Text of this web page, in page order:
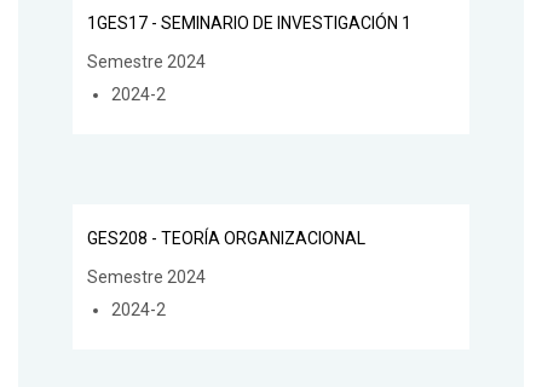
1GES17 - SEMINARIO DE INVESTIGACIÓN 1
Semestre 2024
2024-2
GES208 - TEORÍA ORGANIZACIONAL
Semestre 2024
2024-2